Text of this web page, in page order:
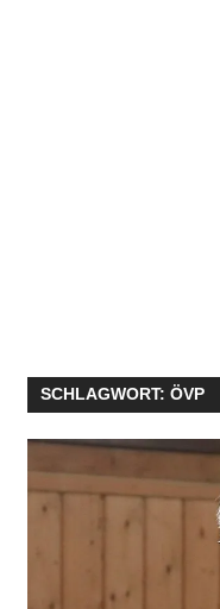
SCHLAGWORT: ÖVP